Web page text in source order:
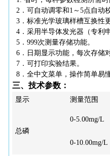
2．可自动调零和1～5点自动
3．标准光学玻璃样槽互换性
4．采用半导体发光器（专利
5．999次测量存储功能。
6．日期显示功能，每次存储
7．可打印实验结果。
8．全中文菜单，操作简单易懂
三、技术参数：
显示 测量范围
总磷
0-5.00mg/L
0-10.00mg/L